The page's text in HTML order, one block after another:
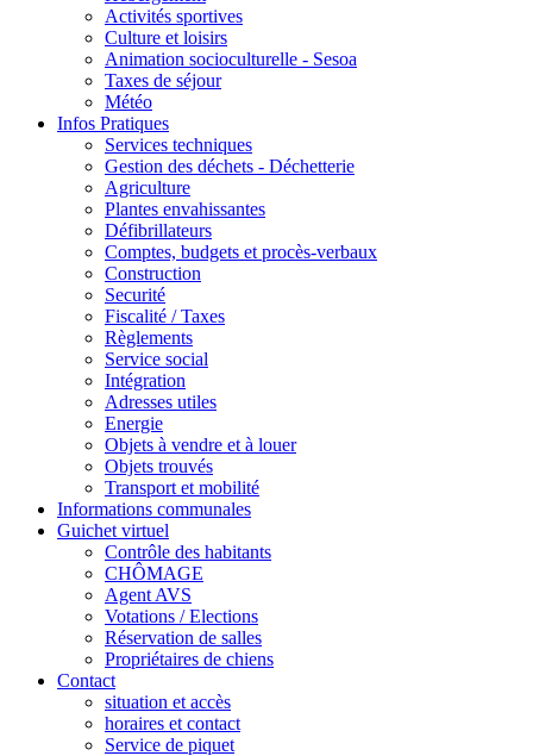
Activités sportives
Culture et loisirs
Animation socioculturelle - Sesoa
Taxes de séjour
Météo
Infos Pratiques
Services techniques
Gestion des déchets - Déchetterie
Agriculture
Plantes envahissantes
Défibrillateurs
Comptes, budgets et procès-verbaux
Construction
Securité
Fiscalité / Taxes
Règlements
Service social
Intégration
Adresses utiles
Energie
Objets à vendre et à louer
Objets trouvés
Transport et mobilité
Informations communales
Guichet virtuel
Contrôle des habitants
CHÔMAGE
Agent AVS
Votations / Elections
Réservation de salles
Propriétaires de chiens
Contact
situation et accès
horaires et contact
Service de piquet